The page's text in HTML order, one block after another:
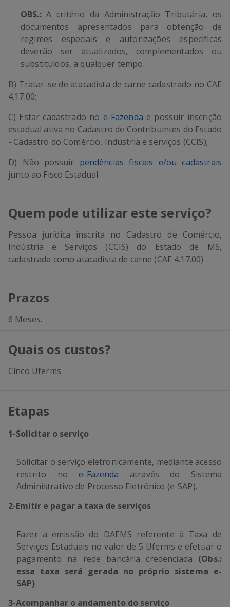
OBS.:A critério da Administração Tributária, os
documentos apresentados para obtenção de
regimes especiais e autorizações específicas
deverão ser atualizados, complementados ou
substituídos, a qualquer tempo.
B) Tratar-se de atacadista de carne cadastrado no CAE
4.17.00;
C) Estar cadastrado no e-Fazenda e possuir inscrição
estadual ativa no Cadastro de Contribuintes do Estado
- Cadastro do Comércio, Indústria e serviços (CCIS);
D) Não possuir pendências fiscais e/ou cadastrais
junto ao Fisco Estadual.
Quem pode utilizar este serviço?
Pessoa jurídica inscrita no Cadastro de Comércio,
Indústria e Serviços (CCIS) do Estado de MS,
cadastrada como atacadista de carne (CAE 4.17.00).
Prazos
6 Meses.
Quais os custos?
Cinco Uferms.
Etapas
1-Solicitar o serviço
Solicitar o serviço eletronicamente, mediante acesso
restrito noe-Fazenda através do Sistema
Administrativo de Processo Eletrônico (e-SAP).
2-Emitir e pagar a taxa de serviços
Fazer a emissão do DAEMS referente à Taxa de
Serviços Estaduais no valor de 5 Uferms e efetuar o
pagamento na rede bancária credenciada (Obs.:
essa taxa será gerada no próprio sistema e-
SAP).
3-Acompanhar o andamento do serviço